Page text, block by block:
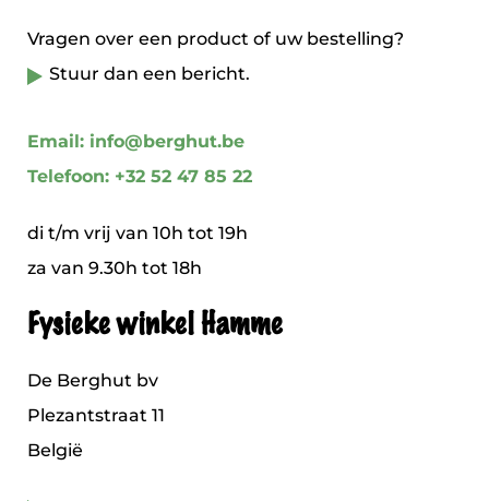
Vragen over een product of uw bestelling?
Stuur dan een bericht.
Email: info@berghut.be
Telefoon: +32 52 47 85 22
di t/m vrij van 10h tot 19h
za van 9.30h tot 18h
Fysieke winkel Hamme
De Berghut bv
Plezantstraat 11
België